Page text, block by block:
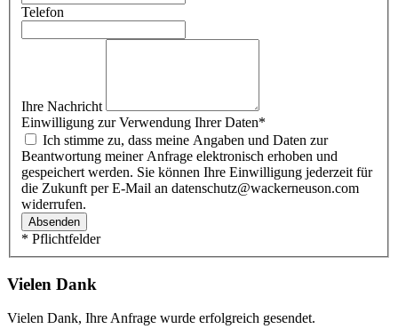
Telefon
Ihre Nachricht
Einwilligung zur Verwendung Ihrer Daten*
Beantwortung meiner Anfrage elektronisch erhoben und
gespeichert werden. Sie können Ihre Einwilligung jederzeit für
die Zukunft per E-Mail an datenschutz@wackerneuson.com
widerrufen.
Absenden
* Pflichtfelder
Vielen Dank
Vielen Dank, Ihre Anfrage wurde erfolgreich gesendet.